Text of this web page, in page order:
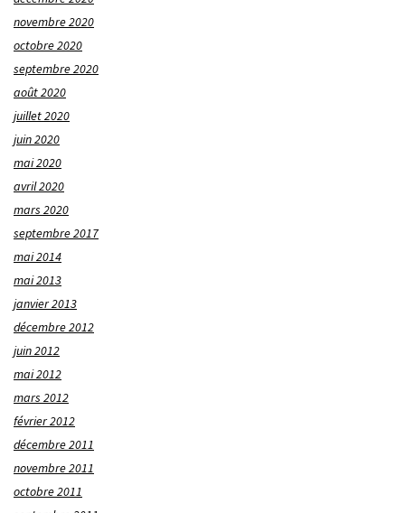
novembre 2020
octobre 2020
septembre 2020
août 2020
juillet 2020
juin 2020
mai 2020
avril 2020
mars 2020
septembre 2017
mai 2014
mai 2013
janvier 2013
décembre 2012
juin 2012
mai 2012
mars 2012
février 2012
décembre 2011
novembre 2011
octobre 2011